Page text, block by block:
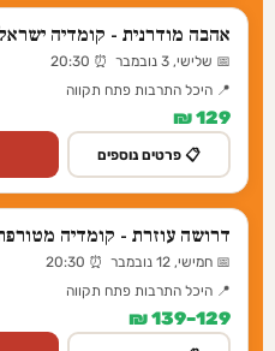
אהבה מודרנית - קומדיה
📅 שלישי, 3 נובמבר ⏰ 20:30
📍 היכל התרבות פתח תקווה
129 ₪
📋 פרטים נוספים
דרושה עוזרת - קומדיה
📅 חמישי, 12 נובמבר ⏰ 20:30
📍 היכל התרבות פתח תקווה
129–139 ₪